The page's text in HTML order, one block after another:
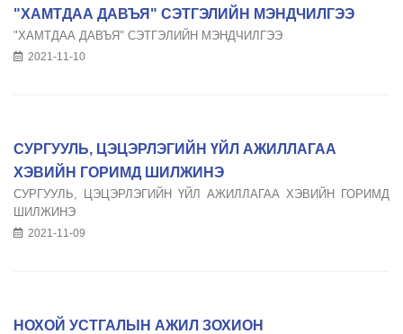
"ХАМТДАА ДАВЪЯ" СЭТГЭЛИЙН МЭНДЧИЛГЭЭ
"ХАМТДАА ДАВЪЯ" СЭТГЭЛИЙН МЭНДЧИЛГЭЭ
2021-11-10
СУРГУУЛЬ, ЦЭЦЭРЛЭГИЙН ҮЙЛ АЖИЛЛАГАА
ХЭВИЙН ГОРИМД ШИЛЖИНЭ
СУРГУУЛЬ, ЦЭЦЭРЛЭГИЙН ҮЙЛ АЖИЛЛАГАА ХЭВИЙН ГОРИМД
ШИЛЖИНЭ
2021-11-09
НОХОЙ УСТГАЛЫН АЖИЛ ЗОХИОН